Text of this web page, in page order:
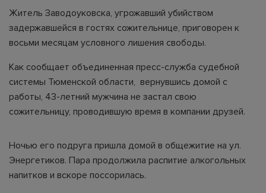
Житель Заводоуковска, угрожавший убийством
задержавшейся в гостях сожительнице, приговорен к
восьми месяцам условного лишения свободы.
Как сообщает объединенная пресс-служба судебной
системы Тюменской области, вернувшись домой с
работы, 43-летний мужчина не застал свою
сожительницу, проводившую время в компании друзей.
Ночью его подруга пришла домой в общежитие на ул.
Энергетиков. Пара продолжила распитие алкогольных
напитков и вскоре поссорилась.